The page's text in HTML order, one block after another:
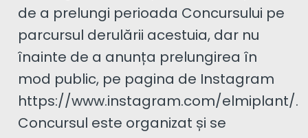
de a prelungi perioada Concursului pe
parcursul derulării acestuia, dar nu
înainte de a anunța prelungirea în
mod public, pe pagina de Instagram
https://www.instagram.com/elmiplant/.
Concursul este organizat și se